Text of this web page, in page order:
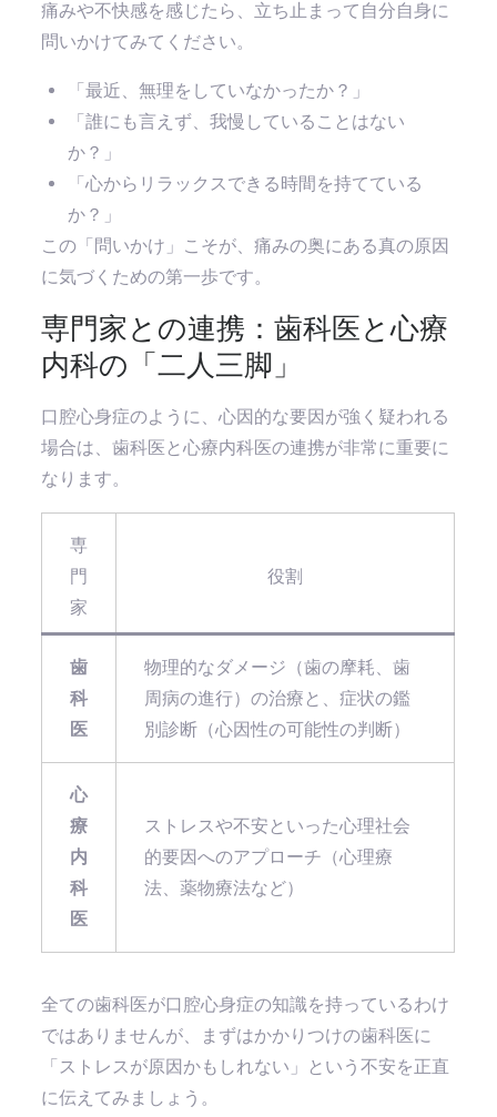
痛みや不快感を感じたら、立ち止まって自分自身に
問いかけてみてください。
「最近、無理をしていなかったか？」
「誰にも言えず、我慢していることはない
か？」
「心からリラックスできる時間を持てている
か？」
この「問いかけ」こそが、痛みの奥にある真の原因
に気づくための第一歩です。
専門家との連携：歯科医と心療
内科の「二人三脚」
口腔心身症のように、心因的な要因が強く疑われる
場合は、歯科医と心療内科医の連携が非常に重要に
なります。
専
門
家
役割
歯
科
医
物理的なダメージ（歯の摩耗、歯
周病の進行）の治療と、症状の鑑
別診断（心因性の可能性の判断）
心
療
内
科
医
ストレスや不安といった心理社会
的要因へのアプローチ（心理療
法、薬物療法など）
全ての歯科医が口腔心身症の知識を持っているわけ
ではありませんが、まずはかかりつけの歯科医に
「ストレスが原因かもしれない」という不安を正直
に伝えてみましょう。